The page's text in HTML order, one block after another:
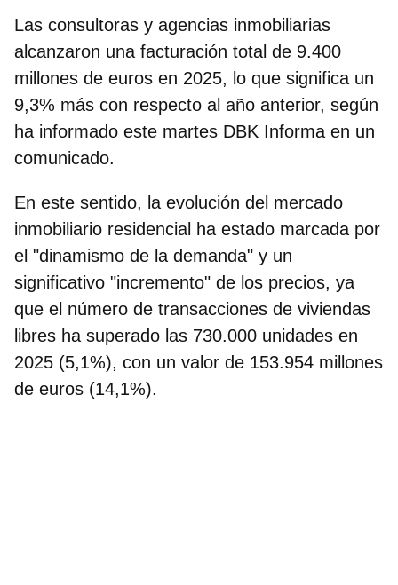
Las consultoras y agencias inmobiliarias
alcanzaron una facturación total de 9.400
millones de euros en 2025, lo que significa un
9,3% más con respecto al año anterior, según
ha informado este martes DBK Informa en un
comunicado.
En este sentido, la evolución del mercado
inmobiliario residencial ha estado marcada por
el "dinamismo de la demanda" y un
significativo "incremento" de los precios, ya
que el número de transacciones de viviendas
libres ha superado las 730.000 unidades en
2025 (5,1%), con un valor de 153.954 millones
de euros (14,1%).